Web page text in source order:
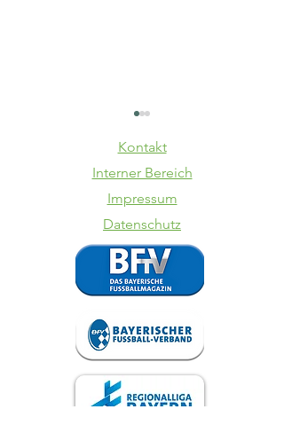
VfB trennt
sich von
Steffen
Israel
Kontakt
Interner Bereich
Impressum
Datenschutz